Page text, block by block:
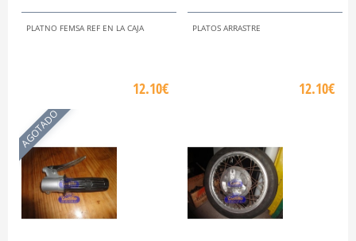
PLATNO FEMSA REF EN LA CAJA
12.10€
PLATOS ARRASTRE
12.10€
AGOTADO